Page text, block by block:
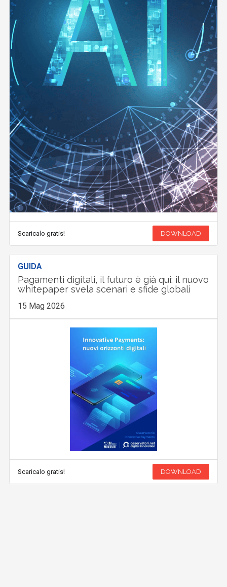
Scaricalo gratis! DOWNLOAD
GUIDA
Pagamenti digitali, il futuro è già qui: il nuovo
whitepaper svela scenari e sfide globali
15 Mag 2026
Scaricalo gratis! DOWNLOAD